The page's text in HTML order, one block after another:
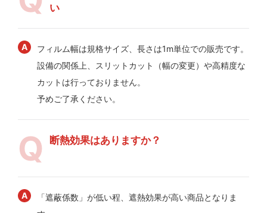
い
フィルム幅は規格サイズ、長さは1m単位での販売です。
設備の関係上、スリットカット（幅の変更）や高精度な
カットは行っておりません。
予めご了承ください。
断熱効果はありますか？
「遮蔽係数」が低い程、遮熱効果が高い商品となりま